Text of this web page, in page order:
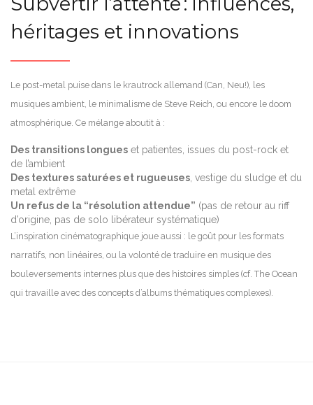
héritages et innovations
Le post-metal puise dans le krautrock allemand (Can, Neu!), les
musiques ambient, le minimalisme de Steve Reich, ou encore le doom
atmosphérique. Ce mélange aboutit à :
Des transitions longues et patientes, issues du post-rock et
de l’ambient
Des textures saturées et rugueuses , vestige du sludge et du
metal extrême
Un refus de la “résolution attendue” (pas de retour au riff
d’origine, pas de solo libérateur systématique)
L’inspiration cinématographique joue aussi : le goût pour les formats
narratifs, non linéaires, ou la volonté de traduire en musique des
bouleversements internes plus que des histoires simples (cf. The Ocean
qui travaille avec des concepts d’albums thématiques complexes).